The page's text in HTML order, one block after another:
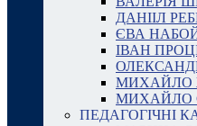
ДАНІІЛ
ЄВА
ІВАН
МИХАЙЛО
МИХАЙЛО
ПЕДАГОГІЧНІ